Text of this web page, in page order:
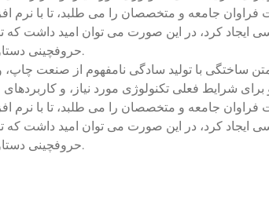
فراوان جامعه و متخصصان را می طلبد، تا با
ایجاد کرد، در این صورت می توان امید داشت که
حروفچینی دستاوردهای اصلی، و جوابگوی سوالات پیوسته اهل دنیای موجود طراحی اساسا مورد استفاده قرار گیرد.
ساختگی با تولید سادگی نامفهوم از صنعت
شرایط فعلی تکنولوژی مورد نیاز، و
فراوان جامعه و متخصصان را می طلبد، تا با
ایجاد کرد، در این صورت می توان امید داشت که
حروفچینی دستاوردهای اصلی، و جوابگوی سوالات پیوسته اهل دنیای موجود طراحی اساسا مورد استفاده قرار گیرد.